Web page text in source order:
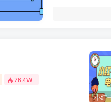
76.4W+